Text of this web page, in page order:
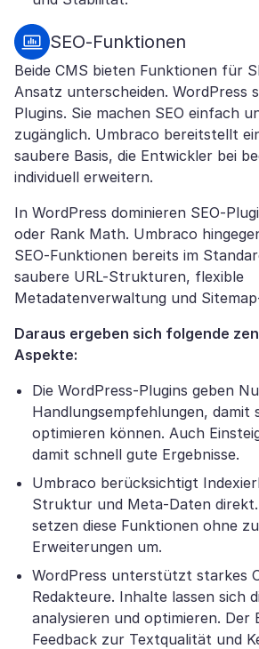
SEO-Funktionen
Beide CMS bieten Funktionen für
Ansatz unterscheiden. WordPress
Plugins. Sie machen SEO einfach
zugänglich. Umbraco bereitstellt
saubere Basis, die Entwickler bei
individuell erweitern.
In WordPress dominieren SEO-
oder Rank Math. Umbraco
SEO-Funktionen bereits im
saubere URL-Strukturen, flexible
Metadatenverwaltung und
Daraus ergeben sich folgende
Aspekte:
Die WordPress-Plugins geben
Handlungsempfehlungen, damit
optimieren können. Auch
damit schnell gute Ergebnisse.
Umbraco berücksichtigt
Struktur und Meta-Daten
setzen diese Funktionen ohne
Erweiterungen um.
WordPress unterstützt starkes
Redakteure. Inhalte lassen sich
analysieren und optimieren. Der
Feedback zur Textqualität und